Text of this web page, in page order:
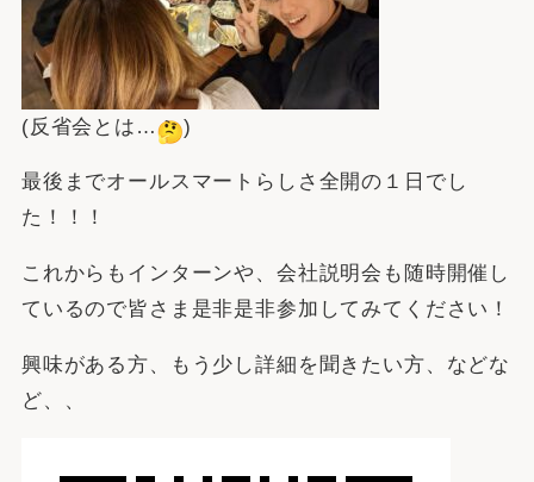
(反省会とは… )
最後までオールスマートらしさ全開の１日でし
た！！！
これからもインターンや、会社説明会も随時開催し
ているので皆さま是非是非参加してみてください！
興味がある方、もう少し詳細を聞きたい方、などな
ど、、